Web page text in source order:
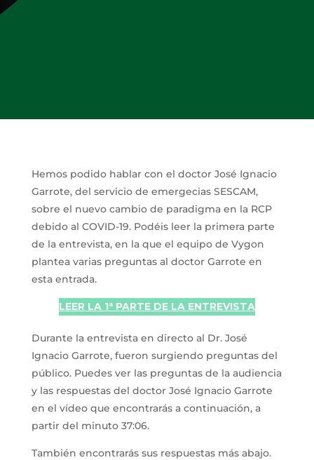
Hemos podido hablar con el doctor José Ignacio
Garrote, del servicio de emergecias SESCAM,
sobre el nuevo cambio de paradigma en la RCP
debido al COVID-19. Podéis leer la primera parte
de la entrevista, en la que el equipo de Vygon
plantea varias preguntas al doctor Garrote en
esta entrada.
LEER LA 1ª PARTE DE LA ENTREVISTA
Durante la entrevista en directo al Dr. José
Ignacio Garrote, fueron surgiendo preguntas del
público. Puedes ver las preguntas de la audiencia
y las respuestas del doctor José Ignacio Garrote
en el vídeo que encontrarás a continuación, a
partir del minuto 37:06.
También encontrarás sus respuestas más abajo.